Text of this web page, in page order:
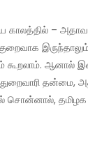
கூறலாம். ஆனால்
துறைவாரி
சொன்னால், தமிழக